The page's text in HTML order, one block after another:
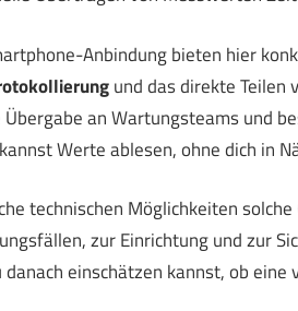
Anbindung bieten hier
und das direkte Teilen
an Wartungsteams und
Werte ablesen, ohne dich in
technischen Möglichkeiten
zur Einrichtung und zur
einschätzen kannst, ob